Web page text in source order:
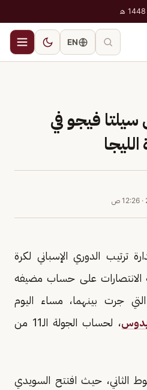
EN
فيجو في
· 12:26 ص
ترتيب الدوري الإسباني لكرة
الانتصارات على حساب مضيفه
التي جرت بينهما، مساء اليوم
، لحساب الجولة الـ11 من
الثاني، حيث افتتح السويدي